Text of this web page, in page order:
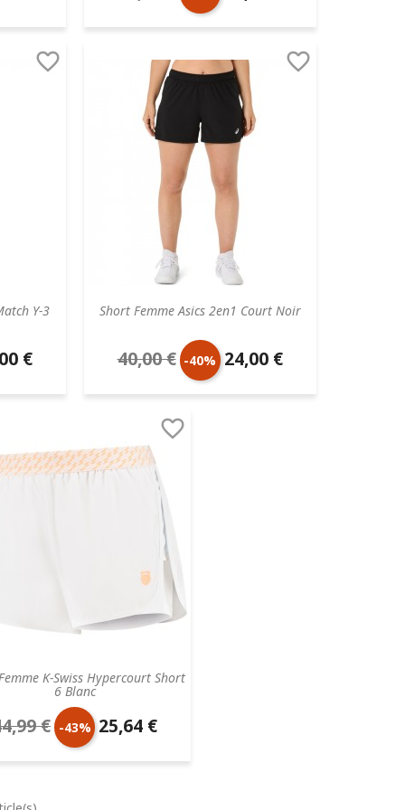
de unitaire
Y-3

€
Short Femme Asics 2en1 Court Noir

Prix
de
40,00 € -40% Prix
unitaire
24,00 €
K-Swiss Hypercourt Short
6 Blanc

€ -43% Prix
unitaire
25,64 €